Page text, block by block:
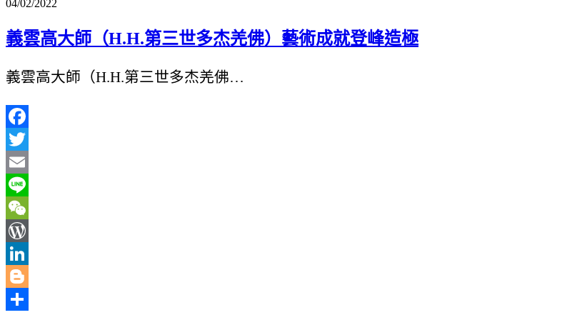
04/02/2022
義雲高大師（H.H.第三世多杰羌佛）藝術成就登峰造極
義雲高大師（H.H.第三世多杰羌佛…
Facebook
Twitter
Email
Line
WeChat
WordPress
LinkedIn
Blogger